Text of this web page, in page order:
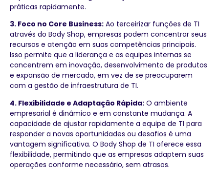
práticas rapidamente.
3. Foco no Core Business: Ao terceirizar funções de TI
através do Body Shop, empresas podem concentrar seus
recursos e atenção em suas competências principais.
Isso permite que a liderança e as equipes internas se
concentrem em inovação, desenvolvimento de produtos
e expansão de mercado, em vez de se preocuparem
com a gestão de infraestrutura de TI.
4. Flexibilidade e Adaptação Rápida: O ambiente
empresarial é dinâmico e em constante mudança. A
capacidade de ajustar rapidamente a equipe de TI para
responder a novas oportunidades ou desafios é uma
vantagem significativa. O Body Shop de TI oferece essa
flexibilidade, permitindo que as empresas adaptem suas
operações conforme necessário, sem atrasos.